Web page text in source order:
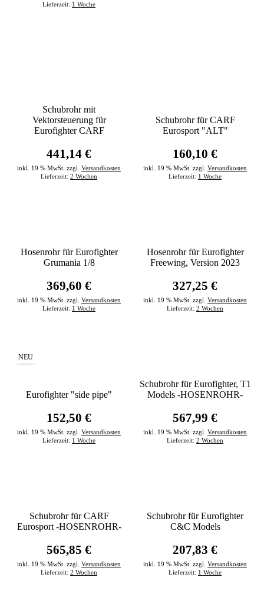
Lieferzeit: 1 Woche
Schubrohr mit
Vektorsteuerung für
Eurofighter CARF
441,14 €
inkl. 19 % MwSt. zzgl. Versandkosten
Lieferzeit: 2 Wochen
Schubrohr für CARF
Eurosport "ALT"
160,10 €
inkl. 19 % MwSt. zzgl. Versandkosten
Lieferzeit: 1 Woche
Hosenrohr für Eurofighter
Grumania 1/8
369,60 €
inkl. 19 % MwSt. zzgl. Versandkosten
Lieferzeit: 1 Woche
Hosenrohr für Eurofighter
Freewing, Version 2023
327,25 €
inkl. 19 % MwSt. zzgl. Versandkosten
Lieferzeit: 2 Wochen
NEU
Eurofighter "side pipe"
152,50 €
inkl. 19 % MwSt. zzgl. Versandkosten
Lieferzeit: 1 Woche
Schubrohr für Eurofighter, T1
Models -HOSENROHR-
567,99 €
inkl. 19 % MwSt. zzgl. Versandkosten
Lieferzeit: 2 Wochen
Schubrohr für CARF
Eurosport -HOSENROHR-
565,85 €
inkl. 19 % MwSt. zzgl. Versandkosten
Lieferzeit: 2 Wochen
Schubrohr für Eurofighter
C&C Models
207,83 €
inkl. 19 % MwSt. zzgl. Versandkosten
Lieferzeit: 1 Woche